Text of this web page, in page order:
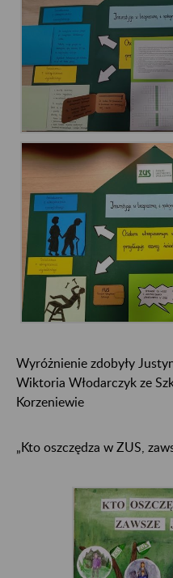
Wyróżnienie zdobyły
Wiktoria Włodarczyk ze
Korzeniewie
„Kto oszczędza w ZUS,